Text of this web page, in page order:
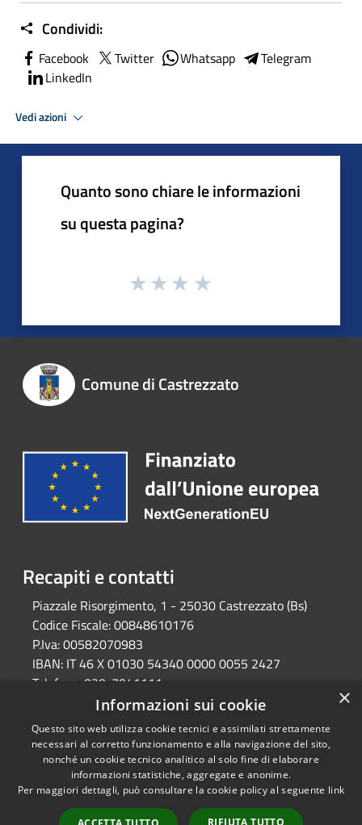
Condividi:
Facebook Twitter Whatsapp
Telegram
LinkedIn
Vedi azioni
Quanto sono chiare le informazioni
su questa pagina?
Comune di Castrezzato
Recapiti e contatti
Piazzale Risorgimento, 1 - 25030 Castrezzato (Bs)
Codice Fiscale:00848610176
P.Iva:00582070983
IBAN: IT 46 X 01030 54340 0000 0055 2427
Telefono: 030-7041111
protocollo@comune.castrezzato.bs.it
Pec:
protocollo@pec.comune.castrezzato.bs.it
Accessibilità
Copyright © 2026 • Comune di
Castrezzato • Powered by
Municipium• Accesso
×
Informazioni sui cookie
Questo sito web utilizza cookie tecnici e assimilati strettamente
necessari al corretto funzionamento e alla navigazione del sito,
nonché un cookie tecnico analitico al solo fine di elaborare
informazioni statistiche, aggregate e anonime.
Per maggiori dettagli, può consultare la cookie policy al seguente link
RIFIUTA TUTTO